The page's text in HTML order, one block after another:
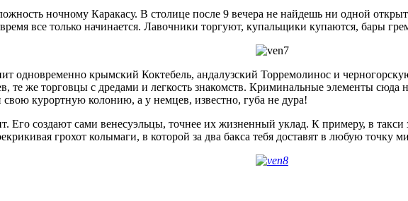
ночному Каракасу. В столице после 9 вечера не найдешь ни одной
все только начинается. Лавочники торгуют, купальщики купаются, бары
одновременно крымский Коктебель, андалузский Торремолинос и
же торговцы с дредами и легкость знакомств. Криминальные элементы сюда
свою курортную колонию, а у немцев, известно, губа не дура!
Его создают сами венесуэльцы, точнее их жизненный уклад. К примеру, в такси
грохот колымаги, в которой за два бакса тебя доставят в любую точку